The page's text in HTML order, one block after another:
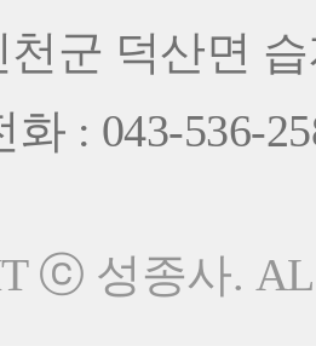
군 덕산면
화 : 043-536-
ⓒ 성종사.